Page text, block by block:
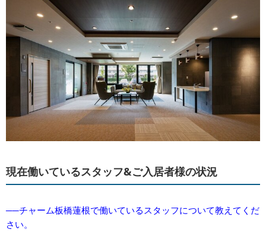
現在働いているスタッフ&ご入居者様の状況
──チャーム板橋蓮根で働いているスタッフについて教えてくだ
さい。